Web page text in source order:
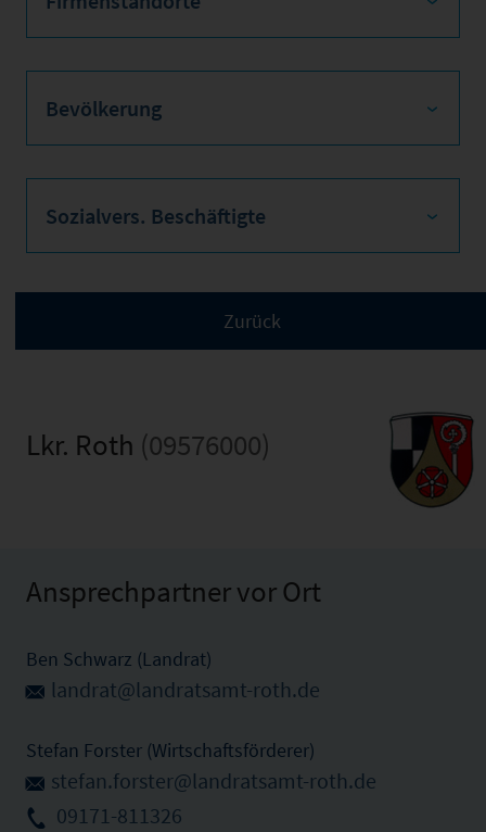
Bevölkerung
Sozialvers. Beschäftigte
Lkr. Roth (09576000)
Ansprechpartner vor Ort
Ben Schwarz (Landrat)
landrat@landratsamt-roth.de
Stefan Forster (Wirtschaftsförderer)
stefan.forster@landratsamt-roth.de
09171-811326